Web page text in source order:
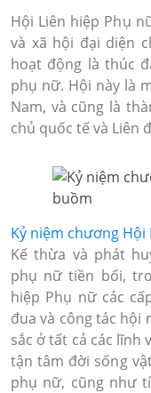
Hội Liên hiệp Phụ
và xã hội đại diện
hoạt động là thúc
phụ nữ. Hội này là
Nam, và cũng là
chủ quốc tế và Liên
Kỷ niệm chương
Kế thừa và phát
phụ nữ tiền bối,
hiệp Phụ nữ các
đua và công tác hội
sắc ở tất cả các lĩnh
tận tâm đời sống
phụ nữ, cũng như